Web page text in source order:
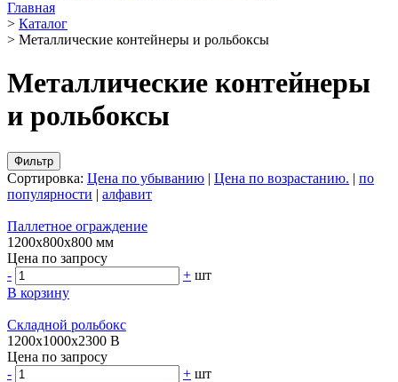
Главная
> Каталог
> Металлические контейнеры и рольбоксы
Металлические контейнеры
и рольбоксы
Фильтр
Сортировка: Цена по убыванию | Цена по возрастанию. | по
популярности | алфавит
Паллетное ограждение
1200х800х800 мм
Цена по запросу
-
+ шт
В корзину
Складной рольбокс
1200х1000х2300 В
Цена по запросу
-
+ шт